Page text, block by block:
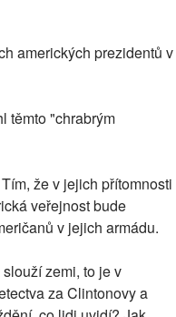
amerických prezidentů v
těmto "chrabrým
že v jejich přítomnosti
veřejnost bude
v jejich armádu.
zemi, to je v
za Clintonovy a